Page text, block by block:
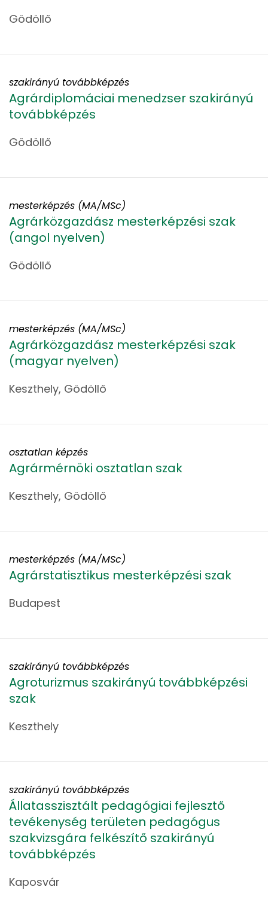
Gödöllő
Agrárdiplomáciai menedzser szakirányú
továbbképzés
Gödöllő
szakirányú továbbképzés
Agrárközgazdász mesterképzési szak
(angol nyelven)
Gödöllő
mesterképzés (MA/MSc)
Agrárközgazdász mesterképzési szak
(magyar nyelven)
Keszthely, Gödöllő
mesterképzés (MA/MSc)
Agrármérnöki osztatlan szak
Keszthely, Gödöllő
osztatlan képzés
Agrárstatisztikus mesterképzési szak
Budapest
mesterképzés (MA/MSc)
Agroturizmus szakirányú továbbképzési
szak
Keszthely
szakirányú továbbképzés
Állatasszisztált pedagógiai fejlesztő
tevékenység területen pedagógus
szakvizsgára felkészítő szakirányú
továbbképzés
Kaposvár
szakirányú továbbképzés